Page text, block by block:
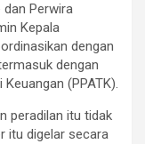
Perwira
Kepala
dengan
dengan
(PPATK).
peradilan itu tidak
itu digelar secara